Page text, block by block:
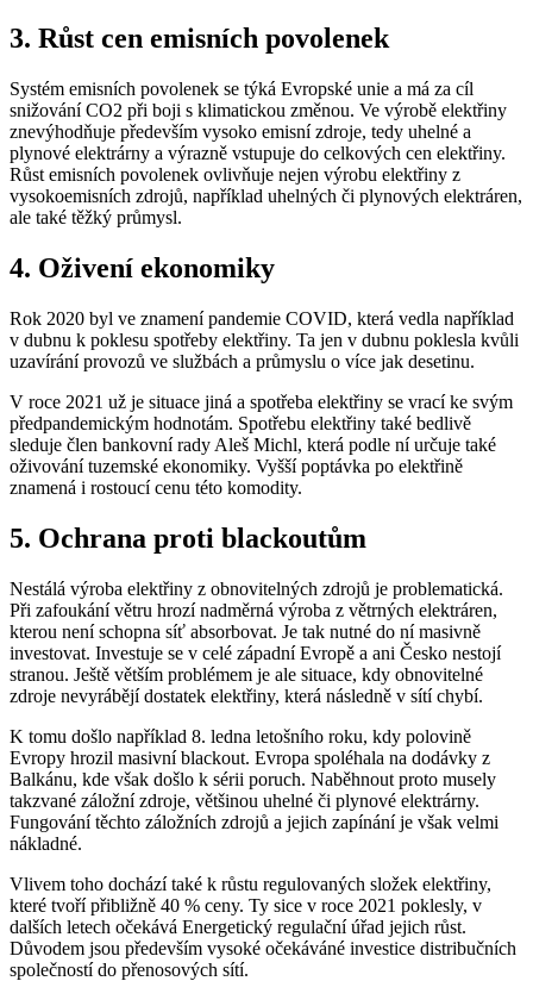
3. Růst cen emisních povolenek
Systém emisních povolenek se týká Evropské unie a má za cíl
snižování CO2 při boji s klimatickou změnou. Ve výrobě elektřiny
znevýhodňuje především vysoko emisní zdroje, tedy uhelné a
plynové elektrárny a výrazně vstupuje do celkových cen elektřiny.
Růst emisních povolenek ovlivňuje nejen výrobu elektřiny z
vysokoemisních zdrojů, například uhelných či plynových elektráren,
ale také těžký průmysl.
4. Oživení ekonomiky
Rok 2020 byl ve znamení pandemie COVID, která vedla například
v dubnu k poklesu spotřeby elektřiny. Ta jen v dubnu poklesla kvůli
uzavírání provozů ve službách a průmyslu o více jak desetinu.
V roce 2021 už je situace jiná a spotřeba elektřiny se vrací ke svým
předpandemickým hodnotám. Spotřebu elektřiny také bedlivě
sleduje člen bankovní rady Aleš Michl, která podle ní určuje také
oživování tuzemské ekonomiky. Vyšší poptávka po elektřině
znamená i rostoucí cenu této komodity.
5. Ochrana proti blackoutům
Nestálá výroba elektřiny z obnovitelných zdrojů je problematická.
Při zafoukání větru hrozí nadměrná výroba z větrných elektráren,
kterou není schopna síť absorbovat. Je tak nutné do ní masivně
investovat. Investuje se v celé západní Evropě a ani Česko nestojí
stranou. Ještě větším problémem je ale situace, kdy obnovitelné
zdroje nevyrábějí dostatek elektřiny, která následně v sítí chybí.
K tomu došlo například 8. ledna letošního roku, kdy polovině
Evropy hrozil masivní blackout. Evropa spoléhala na dodávky z
Balkánu, kde však došlo k sérii poruch. Naběhnout proto musely
takzvané záložní zdroje, většinou uhelné či plynové elektrárny.
Fungování těchto záložních zdrojů a jejich zapínání je však velmi
nákladné.
Vlivem toho dochází také k růstu regulovaných složek elektřiny,
které tvoří přibližně 40 % ceny. Ty sice v roce 2021 poklesly, v
dalších letech očekává Energetický regulační úřad jejich růst.
Důvodem jsou především vysoké očekáváné investice distribučních
společností do přenosových sítí.